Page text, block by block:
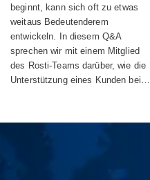
Engineering-Partner
beginnt, kann sich oft zu etwas
weitaus Bedeutenderem
entwickeln. In diesem Q&A
sprechen wir mit einem Mitglied
des Rosti-Teams darüber, wie die
Unterstützung eines Kunden bei…